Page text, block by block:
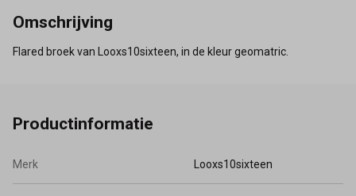
Omschrijving
Flared broek van Looxs10sixteen, in de kleur geomatric.
Productinformatie
Merk Looxs10sixteen